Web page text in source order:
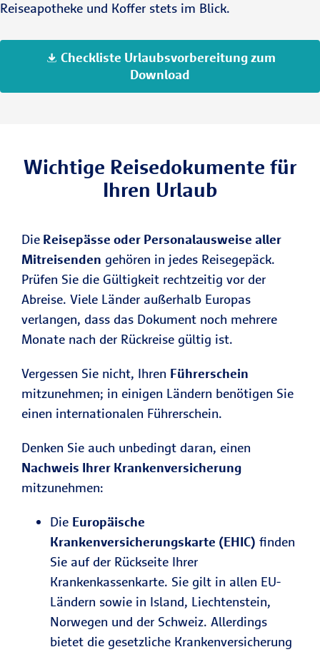
Versicherungsunterlagen griffbereit
Übergeben Sie Ihren Wohnungs- und
Briefkastenschlüssel an Nachbarn,
Reiseapotheke und Koffer stets im Blick.
Checkliste Urlaubsvorbereitung zum
Download
Wichtige Reisedokumente für
Ihren Urlaub
Die Reisepässe oder Personalausweise aller
Mitreisenden gehören in jedes Reisegepäck.
Prüfen Sie die Gültigkeit rechtzeitig vor der
Abreise. Viele Länder außerhalb Europas
verlangen, dass das Dokument noch mehrere
Monate nach der Rückreise gültig ist.
Vergessen Sie nicht, Ihren Führerschein
mitzunehmen; in einigen Ländern benötigen Sie
einen internationalen Führerschein.
Denken Sie auch unbedingt daran, einen
Nachweis Ihrer Krankenversicherung
mitzunehmen:
Die Europäische
Krankenversicherungskarte (EHIC) finden
Sie auf der Rückseite Ihrer
Krankenkassenkarte. Sie gilt in allen EU-
Ländern sowie in Island, Liechtenstein,
Norwegen und der Schweiz. Allerdings
bietet die gesetzliche Krankenversicherung